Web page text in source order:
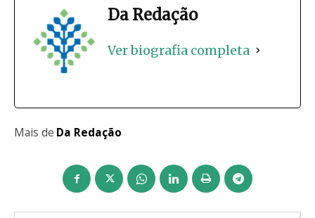
Da Redação
Ver biografia completa
Mais de Da Redação